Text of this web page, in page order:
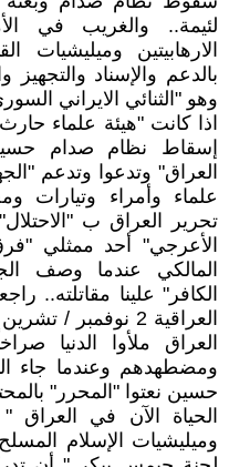
لئيمة.. والغريب في
الارهابيتين وميليشيات
بالدعم والإسناد
وهو "الثنائي الايراني
اذا كانت "هيئة علماء
إسقاط نظام صدام
العراق" وتدعوا وتدعم
علماء وأمراء وتيارات
تحرير العراق ب
الأعرجي" أحد ممثلي
المالكي عندما وصف
الكافر" علينا مقاتلته..
العراق ملأوا الدنيا
ومضطهدهم وعندما جاء
حسين نعتوا "المحرر"
الحياة الآن في
وميليشيات الإسلام